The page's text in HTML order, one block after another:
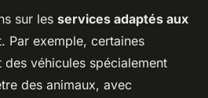
sur les services adaptés aux
Par exemple, certaines
véhicules spécialement
des animaux, avec